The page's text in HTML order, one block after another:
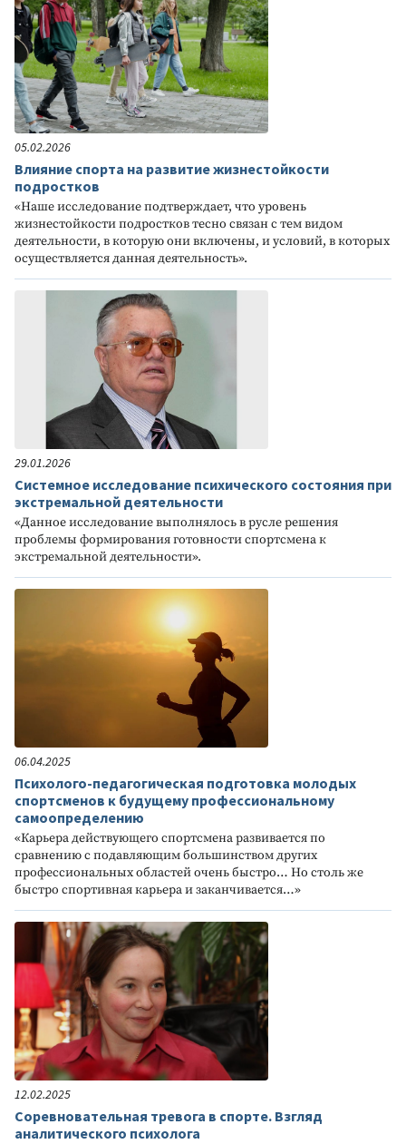
05.02.2026
Влияние спорта на развитие жизнестойкости
подростков
«Наше исследование подтверждает, что уровень
жизнестойкости подростков тесно связан с тем видом
деятельности, в которую они включены, и условий, в которых
осуществляется данная деятельность».
29.01.2026
Системное исследование психического состояния при
экстремальной деятельности
«Данное исследование выполнялось в русле решения
проблемы формирования готовности спортсмена к
экстремальной деятельности».
06.04.2025
Психолого-педагогическая подготовка молодых
спортсменов к будущему профессиональному
самоопределению
«Карьера действующего спортсмена развивается по
сравнению с подавляющим большинством других
профессиональных областей очень быстро… Но столь же
быстро спортивная карьера и заканчивается…»
12.02.2025
Соревновательная тревога в спорте. Взгляд
аналитического психолога